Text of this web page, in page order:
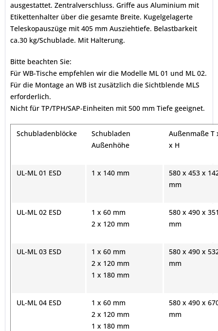
ausgestattet. Zentralverschluss. Griffe aus Aluminium mit
Etikettenhalter über die gesamte Breite. Kugelgelagerte
Teleskopauszüge mit 405 mm Ausziehtiefe. Belastbarkeit
ca.30 kg/Schublade. Mit Halterung.
Bitte beachten Sie:
Für WB-Tische empfehlen wir die Modelle ML 01 und ML 02.
Für die Montage an WB ist zusätzlich die Sichtblende MLS
erforderlich.
Nicht für TP/TPH/SAP-Einheiten mit 500 mm Tiefe geeignet.
Schubladenblöcke
Schubladen
Außenhöhe
Außenmaße T
x H
UL-ML 01 ESD 1 x 140 mm
580 x 453 x
mm
UL-ML 02 ESD
1 x 60 mm
2 x 120 mm
580 x 490 x
mm
UL-ML 03 ESD
1 x 60 mm
2 x 120 mm
1 x 180 mm
580 x 490 x
mm
UL-ML 04 ESD
1 x 60 mm
2 x 120 mm
1 x 180 mm
580 x 490 x
mm